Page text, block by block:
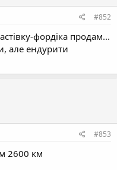
#852
фордіка продам...
але ендурити
#853
2600 км